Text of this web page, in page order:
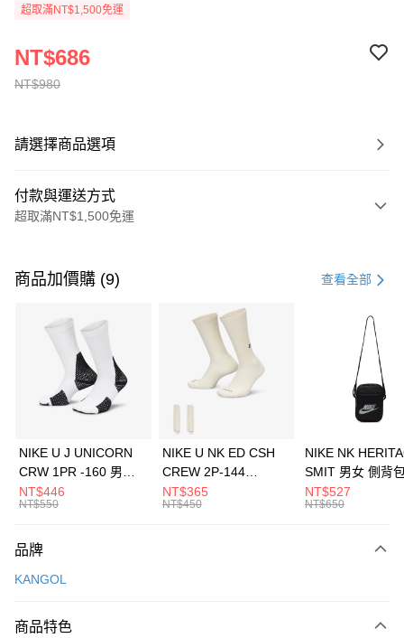
超取滿NT$1,500免運
NT$980
NT$686
請選擇商品選項
付款與運送方式
超取滿NT$1,500免運
信用卡一次付款
3 期 0 利率 每期 21家銀行
合作金庫商業銀行
第一商業銀行
華南商業銀行
彰化商業銀行
上海商業儲蓄銀行
元大商業銀行
台灣樂天信用卡公司
Apple Pay
全盈+PAY
AFTEE先享後付
【關於「AFTEE先享後付」】
便利好安心！
３．安心：先確認商品／服務後，再付款。
運送方式
每筆NT$100，滿NT$1,500(含以上)免運費
商品加價購 (9) 查看全部
NIKE U J UNICORN
CRW 1PR -160 男女
中統襪 FZ3393100
NT$446
NT$550
NIKE U NK ED CSH
CREW 2P-144
EMBRDY 男女 短統襪
FZ3073133
NT$365
NT$450
NIKE NK
SMIT 男女 側背
BA5871010
NT$527
NT$650
品牌
KANGOL
商品特色